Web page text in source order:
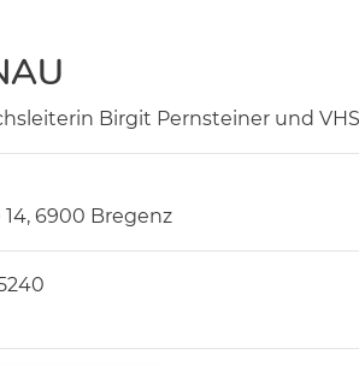
Birgit Pernsteiner und
6900 Bregenz